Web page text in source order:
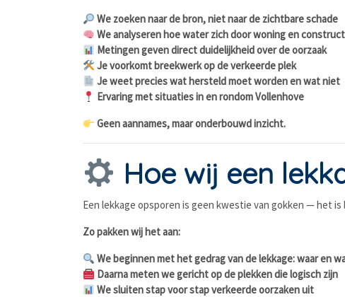
We zoeken naar de bron, niet naar de zichtbare schade
We analyseren hoe water zich door woning en
Metingen geven direct duidelijkheid over de oorzaak
Je voorkomt breekwerk op de verkeerde plek
Je weet precies wat hersteld moet worden en wat niet
Ervaring met situaties in en rondom Vollenhove
Geen aannames, maar onderbouwd inzicht.
Hoe wij een
Een lekkage opsporen is geen kwestie van gokken — het is
Zo pakken wij het aan:
We beginnen met het gedrag van de lekkage: waar en
Daarna meten we gericht op de plekken die logisch zijn
We sluiten stap voor stap verkeerde oorzaken uit